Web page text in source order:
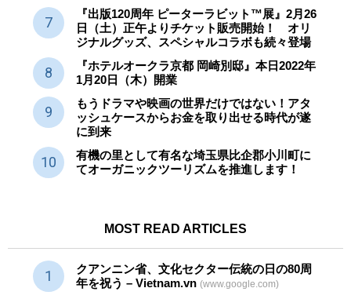
『出版120周年 ピーターラビット™展』2月26
日（土）正午よりチケット販売開始！ オリ
ジナルグッズ、スペシャルコラボも続々登場
『ホテルオークラ京都 岡崎別邸』本日2022年
1月20日（木）開業
もうドラマや映画の世界だけではない！アタ
ッシュケースからお金を取り出せる時代が遂
に到来
有機の里として有名な埼玉県比企郡小川町に
てオーガニックツーリズムを推進します！
MOST READ ARTICLES
クアンニン省、文化セクター伝統の日の80周
年を祝う – Vietnam.vn (www.google.com)